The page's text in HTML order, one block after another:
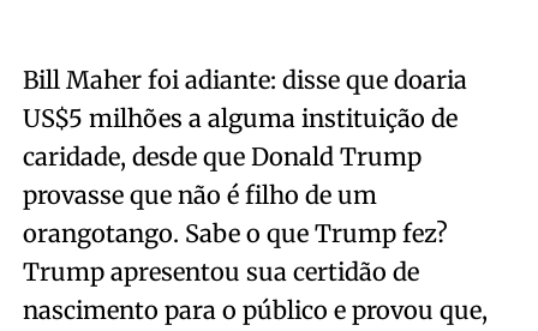
Bill Maher foi adiante: disse que doaria
US$5 milhões a alguma instituição de
caridade, desde que Donald Trump
provasse que não é filho de um
orangotango. Sabe o que Trump fez?
Trump apresentou sua certidão de
nascimento para o público e provou que,